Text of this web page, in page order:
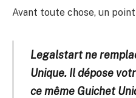
Avant toute chose, un
Legalstart ne
Unique. Il dépose
ce même Guichet